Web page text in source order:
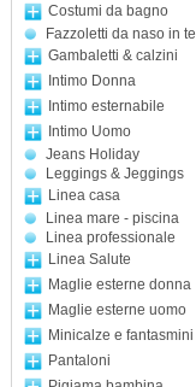
Costumi da bagno
Fazzoletti da naso in
Gambaletti & calzini
Intimo Donna
Intimo esternabile
Intimo Uomo
Jeans Holiday
Leggings & Jeggings
Linea casa
Linea mare - piscina
Linea professionale
Linea Salute
Maglie esterne donna
Maglie esterne uomo
Minicalze e fantasmini
Pantaloni